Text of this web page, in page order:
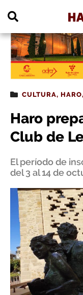
CULTURA, HARO,
Haro
Club de
El período de
del 3 al 14 de